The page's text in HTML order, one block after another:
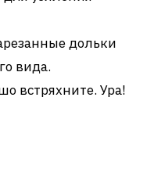
дольки
вида.
встряхните. Ура!